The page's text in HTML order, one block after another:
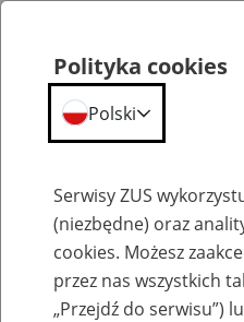
Polityka cookies
Polski
Serwisy ZUS
(niezbędne) oraz
cookies. Możesz
przez nas wszystkich
„Przejdź do serwisu”)